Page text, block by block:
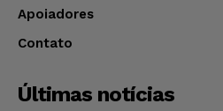
Apoiadores
Contato
Últimas notícias